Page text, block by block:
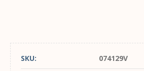
SKU: 074129V